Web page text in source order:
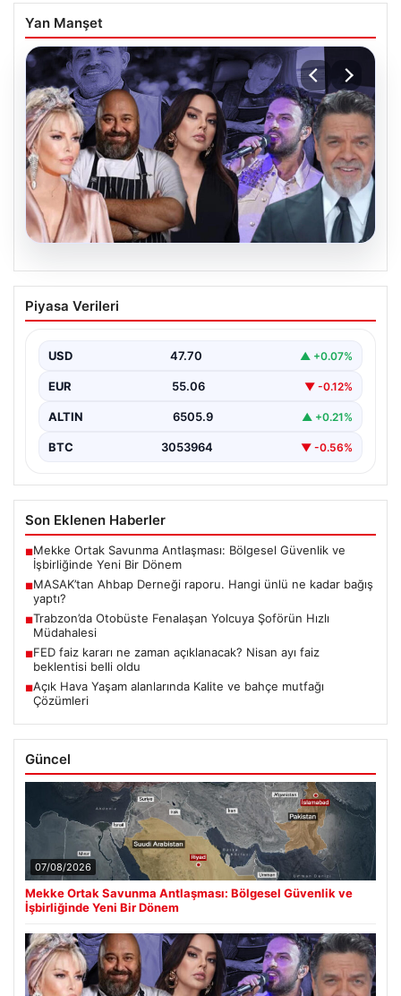
Yan Manşet
06.08.2026
MASAK’tan Ahbap Derneği raporu.
Hangi ünlü ne kadar bağış yaptı?
Bağışları ve Paranın Akibeti", "content": "Son dönemde
kamuoyunun…
Piyasa Verileri
USD 47.70 ▲ +0.07%
EUR 55.06 ▼ -0.12%
ALTIN 6505.9 ▲ +0.21%
BTC 3053964 ▼ -0.56%
Son Eklenen Haberler
■Mekke Ortak Savunma Antlaşması: Bölgesel Güvenlik ve
İşbirliğinde Yeni Bir Dönem
■MASAK’tan Ahbap Derneği raporu. Hangi ünlü ne kadar bağış
yaptı?
■Trabzon’da Otobüste Fenalaşan Yolcuya Şoförün Hızlı
Müdahalesi
■FED faiz kararı ne zaman açıklanacak? Nisan ayı faiz
beklentisi belli oldu
■Açık Hava Yaşam alanlarında Kalite ve bahçe mutfağı
Çözümleri
Güncel
07/08/2026
Mekke Ortak Savunma Antlaşması: Bölgesel Güvenlik ve
İşbirliğinde Yeni Bir Dönem